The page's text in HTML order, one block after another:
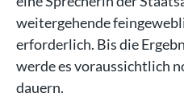
weitergehende
erforderlich. Bis die
werde es voraussichtlich
dauern.